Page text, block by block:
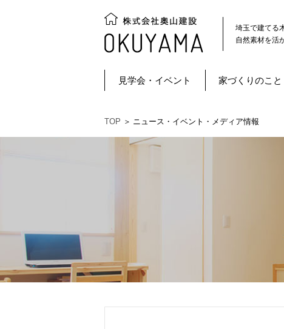
埼玉で建てる
自然素材を活
見学会・イベント 家づくりのこと
TOP ＞ ニュース・イベント・メディア情報